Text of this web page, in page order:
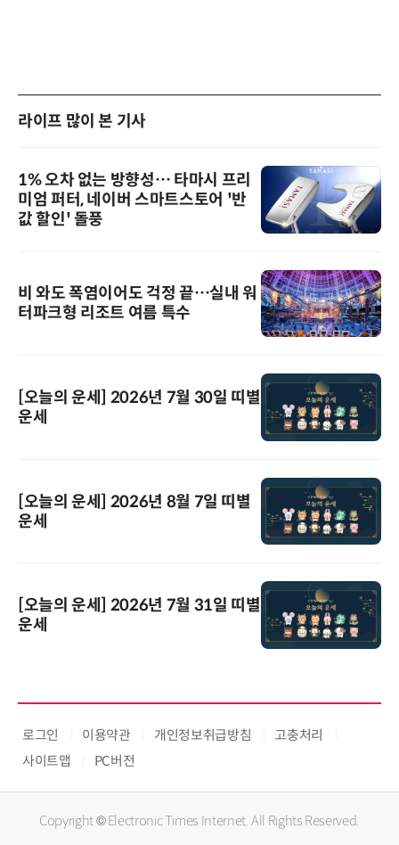
라이프 많이 본 기사
1% 오차 없는 방향성… 타마시 프리
미엄 퍼터, 네이버 스마트스토어 '반
값 할인' 돌풍
비 와도 폭염이어도 걱정 끝…실내 워
터파크형 리조트 여름 특수
[오늘의 운세] 2026년 7월 30일 띠별
운세
[오늘의 운세] 2026년 8월 7일 띠별
운세
[오늘의 운세] 2026년 7월 31일 띠별
운세
로그인 이용약관 개인정보취급방침
고충처리
사이트맵
PC버전
Copyright © Electronic Times Internet. All Rights Reserved.